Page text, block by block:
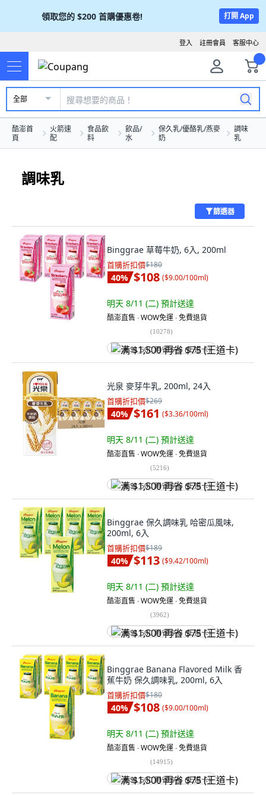
領取您的 $200 首購優惠卷! 打開 App
客服中心
註冊會員
登入
全部
酷澎首
頁
火箭速
配
食品飲
料
飲品/
水
保久乳/優酪乳/燕麥
奶
調味
乳
調味乳
篩選器
Binggrae 草莓牛奶, 6入, 200ml
首購折扣價$180
40% $108 ($9.00/100ml)
明天 8/11 (二) 預計送達
酷澎直售 ∙ WOW免運 ∙ 免費退貨
(10278)
满 $1,500 再省 $75 (王道卡)
光泉 麥芽牛乳, 200ml, 24入
首購折扣價$269
40% $161 ($3.36/100ml)
明天 8/11 (二) 預計送達
酷澎直售 ∙ WOW免運 ∙ 免費退貨
(5216)
满 $1,500 再省 $75 (王道卡)
Binggrae 保久調味乳 哈密瓜風味,
200ml, 6入
首購折扣價$189
40% $113 ($9.42/100ml)
明天 8/11 (二) 預計送達
酷澎直售 ∙ WOW免運 ∙ 免費退貨
(3962)
满 $1,500 再省 $75 (王道卡)
Binggrae Banana Flavored Milk 香
蕉牛奶 保久調味乳, 200ml, 6入
首購折扣價$180
40% $108 ($9.00/100ml)
明天 8/11 (二) 預計送達
酷澎直售 ∙ WOW免運 ∙ 免費退貨
(14915)
满 $1,500 再省 $75 (王道卡)